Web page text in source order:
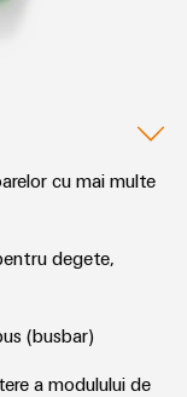
cu mai multe
degete,
(busbar)
a modulului de